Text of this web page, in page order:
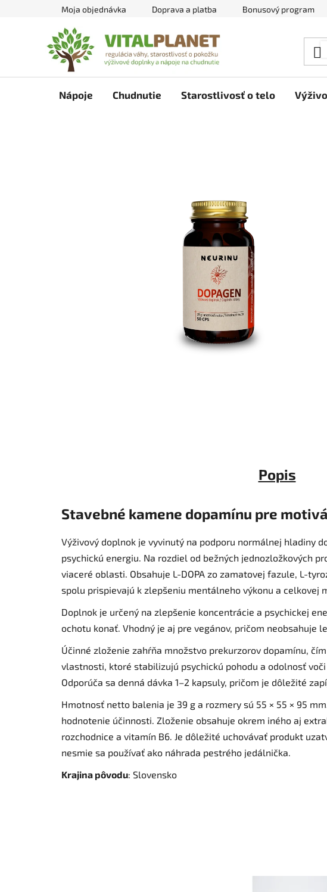
Moja objednávka Doprava a platba Bonusový program
Nápoje Chudnutie Starostlivosť o telo
Popis
Stavebné kamene dopamínu pre
Výživový doplnok je vyvinutý na podporu normálnej hladiny
psychickú energiu. Na rozdiel od bežných jednozložkových
viaceré oblasti. Obsahuje L-DOPA zo zamatovej fazule, L-
spolu prispievajú k zlepšeniu mentálneho výkonu a celkovej
Doplnok je určený na zlepšenie koncentrácie a psychickej
ochotu konať. Vhodný je aj pre vegánov, pričom neobsahuje
Účinné zloženie zahŕňa množstvo prekurzorov dopamínu,
vlastnosti, ktoré stabilizujú psychickú pohodu a odolnosť
Odporúča sa denná dávka 1–2 kapsuly, pričom je dôležité
Hmotnosť netto balenia je 39 g a rozmery sú 55 × 55 × 95
hodnotenie účinnosti. Zloženie obsahuje okrem iného aj
rozchodnice a vitamín B6. Je dôležité uchovávať produkt
nesmie sa používať ako náhrada pestrého jedálnička.
Krajina pôvodu: Slovensko